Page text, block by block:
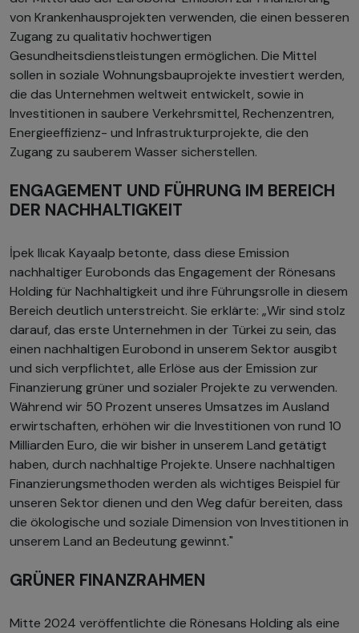
von Krankenhausprojekten verwenden, die einen besseren
Zugang zu qualitativ hochwertigen
Gesundheitsdienstleistungen ermöglichen. Die Mittel
sollen in soziale Wohnungsbauprojekte investiert werden,
die das Unternehmen weltweit entwickelt, sowie in
Investitionen in saubere Verkehrsmittel, Rechenzentren,
Energieeffizienz- und Infrastrukturprojekte, die den
Zugang zu sauberem Wasser sicherstellen.
ENGAGEMENT UND FÜHRUNG IM BEREICH
DER NACHHALTIGKEIT
İpek Ilıcak Kayaalp betonte, dass diese Emission
nachhaltiger Eurobonds das Engagement der Rönesans
Holding für Nachhaltigkeit und ihre Führungsrolle in diesem
Bereich deutlich unterstreicht. Sie erklärte: „Wir sind stolz
darauf, das erste Unternehmen in der Türkei zu sein, das
einen nachhaltigen Eurobond in unserem Sektor ausgibt
und sich verpflichtet, alle Erlöse aus der Emission zur
Finanzierung grüner und sozialer Projekte zu verwenden.
Während wir 50 Prozent unseres Umsatzes im Ausland
erwirtschaften, erhöhen wir die Investitionen von rund 10
Milliarden Euro, die wir bisher in unserem Land getätigt
haben, durch nachhaltige Projekte. Unsere nachhaltigen
Finanzierungsmethoden werden als wichtiges Beispiel für
unseren Sektor dienen und den Weg dafür bereiten, dass
die ökologische und soziale Dimension von Investitionen in
unserem Land an Bedeutung gewinnt."
GRÜNER FINANZRAHMEN
Mitte 2024 veröffentlichte die Rönesans Holding als eine